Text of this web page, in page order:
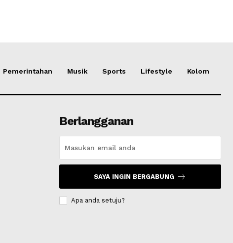
Pemerintahan Musik Sports Lifestyle Kolom
Berlangganan
SAYA INGIN BERGABUNG
Apa anda setuju?